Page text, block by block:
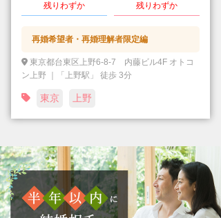
残りわずか
残りわずか
再婚希望者・再婚理解者限定編
東京都台東区上野6-8-7 内藤ビル4F オトコ
ン上野 ｜「上野駅」 徒歩 3分
東京 上野